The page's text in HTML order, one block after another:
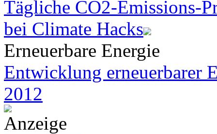
Tägliche CO2-Emissions-
bei Climate Hacks
Erneuerbare Energie
Entwicklung erneuerbarer
2012
Anzeige